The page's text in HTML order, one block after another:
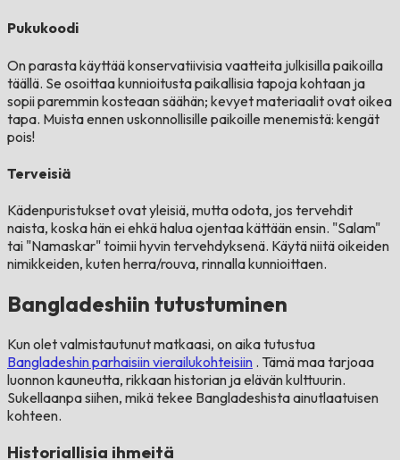
Pukukoodi
On parasta käyttää konservatiivisia vaatteita julkisilla paikoilla
täällä. Se osoittaa kunnioitusta paikallisia tapoja kohtaan ja
sopii paremmin kosteaan säähän; kevyet materiaalit ovat oikea
tapa. Muista ennen uskonnollisille paikoille menemistä: kengät
pois!
Terveisiä
Kädenpuristukset ovat yleisiä, mutta odota, jos tervehdit
naista, koska hän ei ehkä halua ojentaa kättään ensin. "Salam"
tai "Namaskar" toimii hyvin tervehdyksenä. Käytä niitä oikeiden
nimikkeiden, kuten herra/rouva, rinnalla kunnioittaen.
Bangladeshiin tutustuminen
Kun olet valmistautunut matkaasi, on aika tutustua
Bangladeshin parhaisiin vierailukohteisiin . Tämä maa tarjoaa
luonnon kauneutta, rikkaan historian ja elävän kulttuurin.
Sukellaanpa siihen, mikä tekee Bangladeshista ainutlaatuisen
kohteen.
Historiallisia ihmeitä